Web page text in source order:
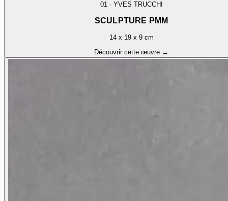
01· YVES TRUCCHI
SCULPTURE PMM
14 x 19 x 9 cm
Découvrir cette œuvre →